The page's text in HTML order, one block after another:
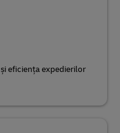
și eficiența expedierilor